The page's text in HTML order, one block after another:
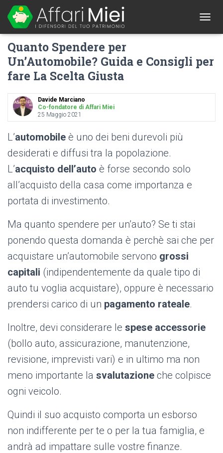
O
L
Quanto Spendere per
Un’Automobile? Guida e Consigli per
fare La Scelta Giusta
Davide Marciano
Co-fondatore di Affari Miei
25 Maggio 2021
L’automobile è uno dei beni durevoli più
desiderati e diffusi tra la popolazione.
L’acquisto dell’auto è forse secondo solo
all’acquisto della casa come importanza e
portata di investimento.
Ma quanto spendere per un’auto? Se ti stai
ponendo questa domanda è perchè sai che per
acquistare un’automobile servono grossi
capitali (indipendentemente da quale tipo di
auto tu voglia acquistare), oppure è necessario
prendersi carico di un pagamento rateale.
Inoltre, devi considerare le spese accessorie
(bollo auto, assicurazione, manutenzione,
revisione, imprevisti vari) e in ultimo ma non
meno importante la svalutazione che colpisce
ogni veicolo.
Quindi il suo acquisto comporta un esborso
non indifferente per te o per la tua famiglia, e
andrà ad impattare sulle vostre finanze.